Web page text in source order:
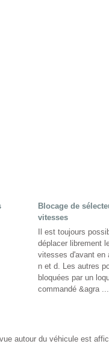
Blocage de
vitesses
Il est toujours
déplacer librement
vitesses d'avant en
n et d. Les autres
bloquées par un
commandé &agra ...
autour du véhicule est